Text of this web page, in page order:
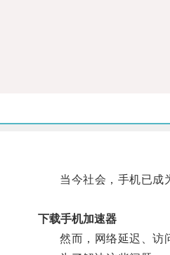
当今社会，手机已成为
下载手机加速器
然而，网络延迟、访问